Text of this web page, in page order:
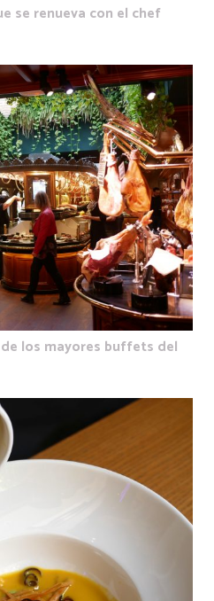
se renueva con el chef
los mayores buffets del